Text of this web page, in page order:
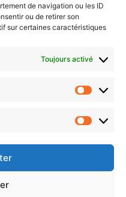
de navigation ou les ID
ou de retirer son
sur certaines caractéristiques
Toujours activé
ou hebdo ?